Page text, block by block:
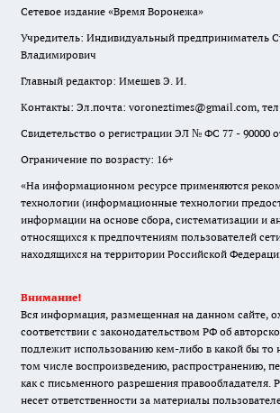
Сетевое издание «Время Воронежа»
Учредитель: Индивидуальный предприниматель
Владимирович
Главный редактор: Имешев Э. И.
Контакты: Эл.почта: voroneztimes@gmail.com, тел:
Свидетельство о регистрации ЭЛ № ФС 77 - 90000
Ограничение по возрасту: 16+
«На информационном ресурсе применяются
технологии (информационные технологии
информации на основе сбора, систематизации и
относящихся к предпочтениям пользователей
находящихся на территории Российской
Внимание!
Вся информация, размещенная на данном сайте,
соответствии с законодательством РФ об
подлежит использованию кем-либо в какой бы
том числе воспроизведению, распространению,
как с письменного разрешения правообладателя.
несет ответственности за материалы